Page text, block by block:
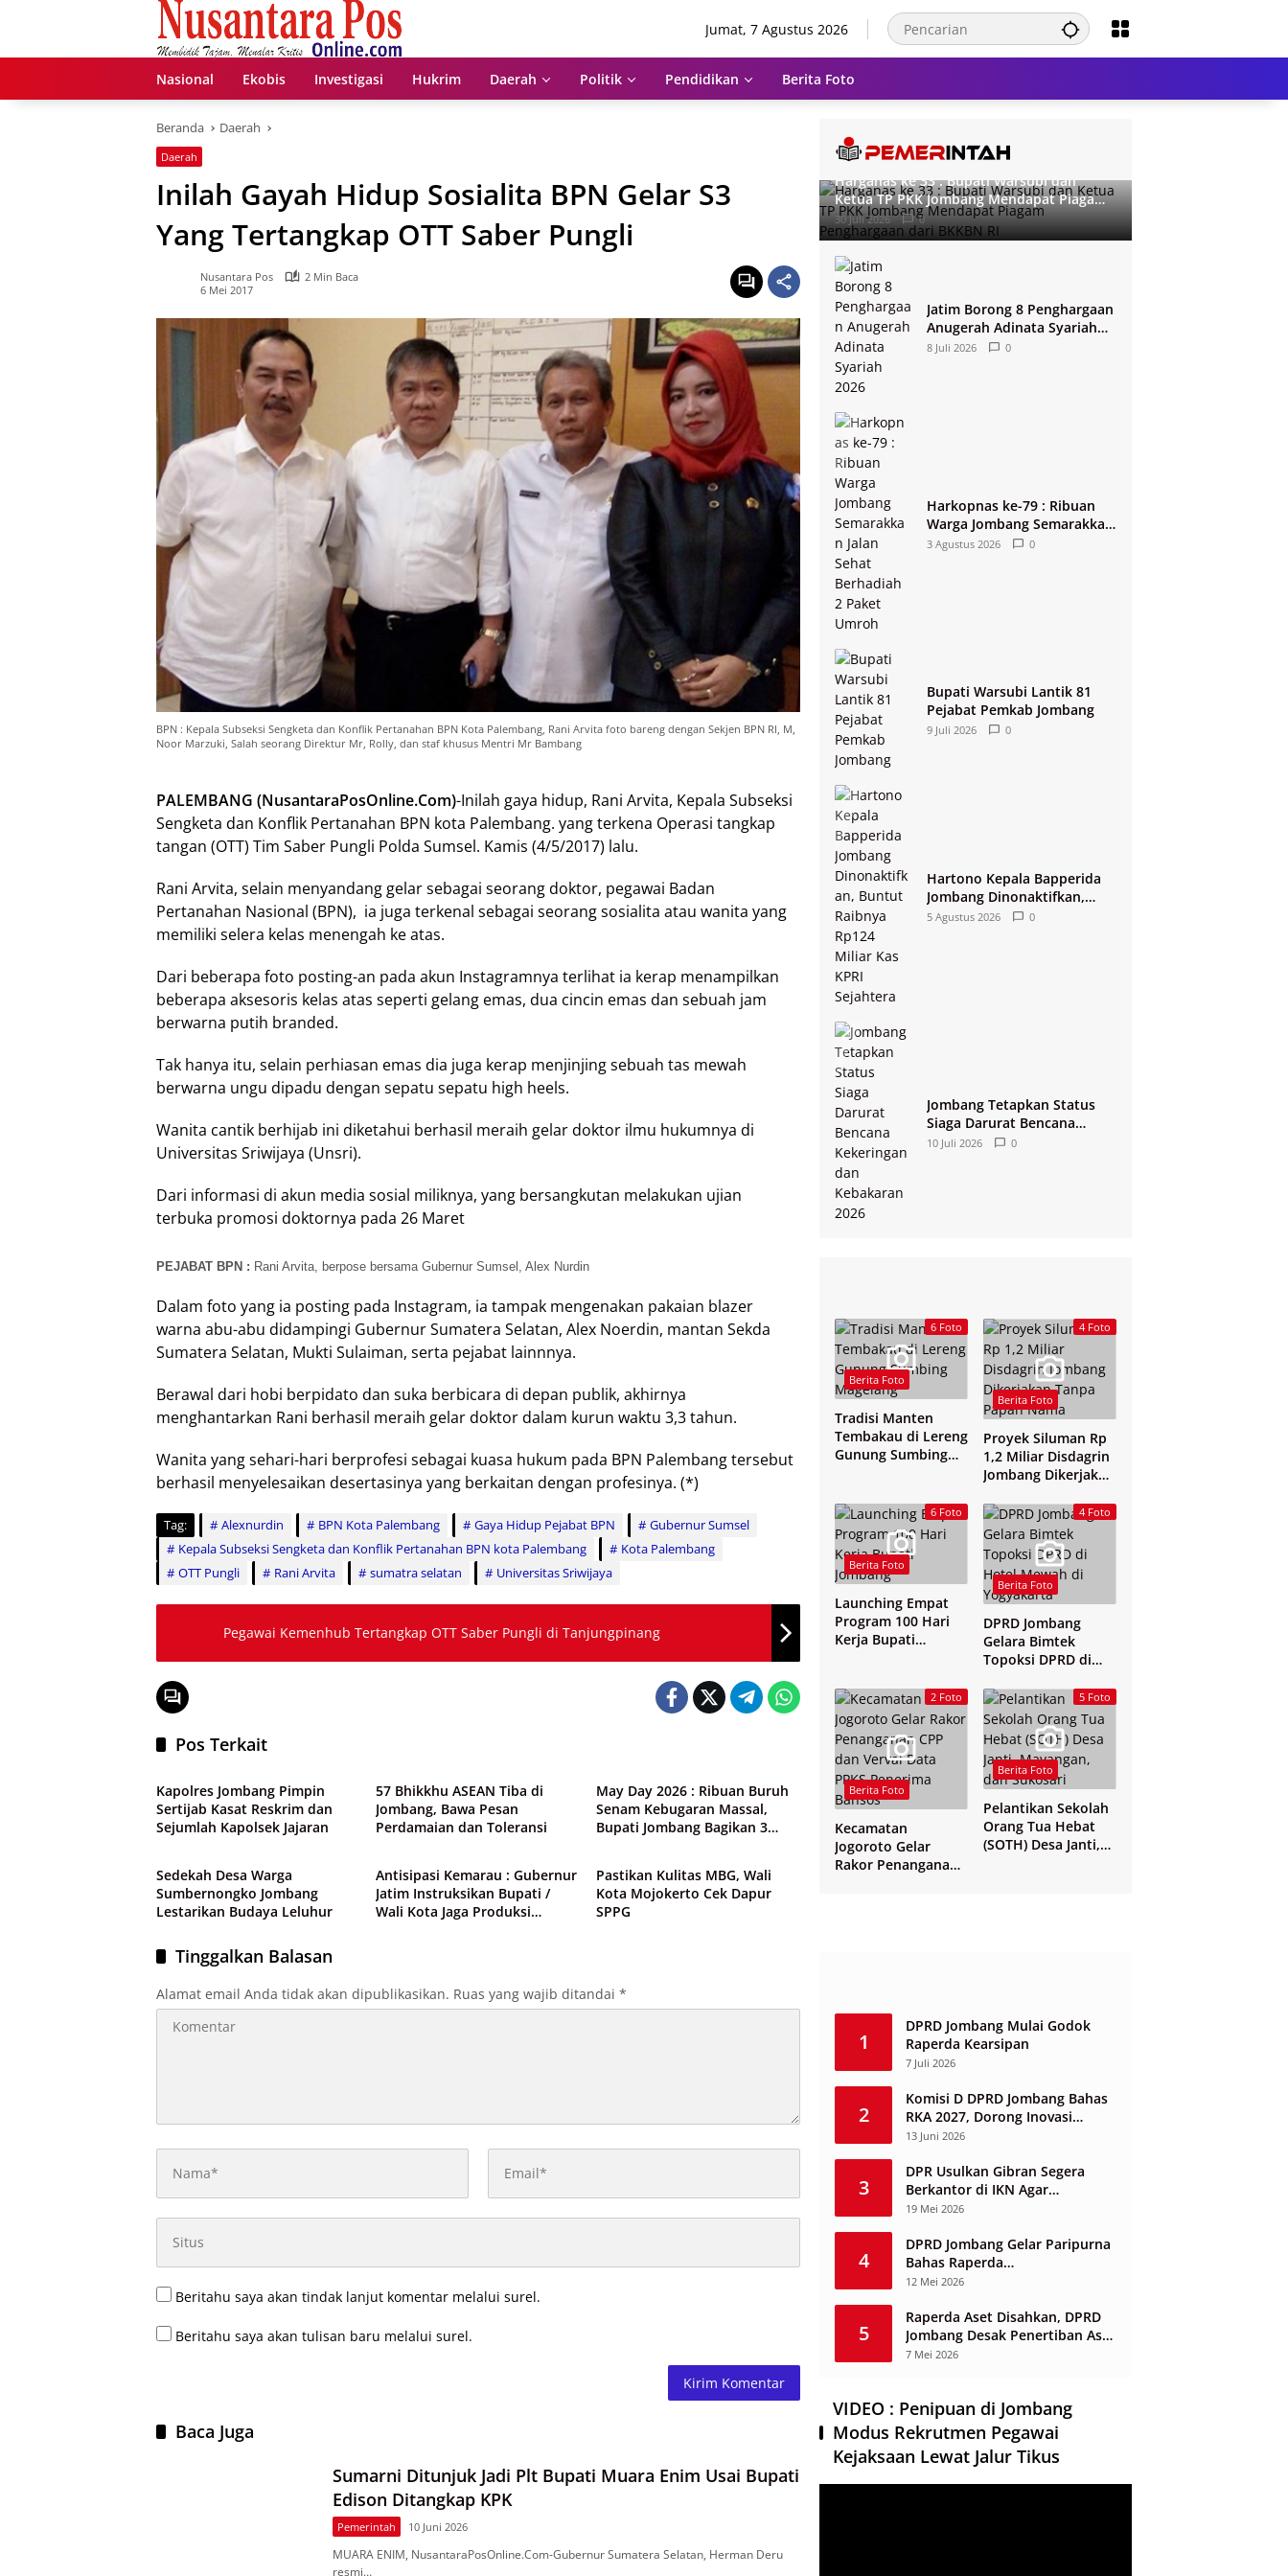
Jumat, 7 Agustus 2026
Nasional Ekobis Investigasi Hukrim Daerah Politik Pendidikan Berita Foto
Beranda Daerah
Daerah
Inilah Gayah Hidup Sosialita BPN Gelar S3
Yang Tertangkap OTT Saber Pungli
Nusantara Pos
2 Min Baca
6 Mei 2017
BPN : Kepala Subseksi Sengketa dan Konflik Pertanahan BPN Kota Palembang, Rani Arvita foto bareng dengan Sekjen BPN RI, M,
Noor Marzuki, Salah seorang Direktur Mr, Rolly, dan staf khusus Mentri Mr Bambang
PALEMBANG (NusantaraPosOnline.Com)-Inilah gaya hidup, Rani Arvita, Kepala Subseksi
Sengketa dan Konflik Pertanahan BPN kota Palembang. yang terkena Operasi tangkap
tangan (OTT) Tim Saber Pungli Polda Sumsel. Kamis (4/5/2017) lalu.
Rani Arvita, selain menyandang gelar sebagai seorang doktor, pegawai Badan
Pertanahan Nasional (BPN), ia juga terkenal sebagai seorang sosialita atau wanita yang
memiliki selera kelas menengah ke atas.
Dari beberapa foto posting-an ‎pada akun Instagramnya terlihat ia kerap menampilkan
beberapa aksesoris kelas atas seperti gelang emas, dua cincin emas dan sebuah jam
berwarna putih branded.
Tak hanya itu, selain perhiasan emas dia juga kerap menjinjing sebuah tas mewah
‎berwarna ungu dipadu dengan sepatu sepatu high heels.
Wanita cantik berhijab ini diketahui berhasil meraih gelar doktor ilmu hukumnya di
Universitas Sriwijaya (Unsri).
Dari informasi di akun media sosial miliknya, yang bersangkutan melakukan ujian
terbuka promosi doktornya pada 26 Maret
PEJABAT BPN : Rani Arvita, berpose bersama Gubernur Sumsel, Alex Nurdin
Dalam foto yang ia posting pada Instagram, ia tampak mengenakan pakaian blazer
warna abu-abu didampingi Gubernur Sumatera Selatan, Alex Noerdin, mantan Sekda
Sumatera Selatan, Mukti Sulaiman, serta pejabat lainnnya.
Berawal dari hobi berpidato dan suka berbicara di depan publik, akhirnya
menghantarkan Rani berhasil meraih gelar doktor dalam kurun waktu 3,3 tahun.
Wanita yang sehari-hari berprofesi sebagai kuasa hukum pada BPN Palembang tersebut
berhasil menyelesaikan desertasinya yang berkaitan dengan profesinya. (*)
Tag: Alexnurdin BPN Kota Palembang Gaya Hidup Pejabat BPN
Gubernur Sumsel
Kepala Subseksi Sengketa dan Konflik Pertanahan BPN kota Palembang
Kota Palembang
OTT Pungli
Rani Arvita sumatra selatan Universitas Sriwijaya
Pegawai Kemenhub Tertangkap OTT Saber Pungli di Tanjungpinang
Pos Terkait
Daerah
Kapolres Jombang Pimpin
Sertijab Kasat Reskrim dan
Sejumlah Kapolsek Jajaran
57 Bhikkhu ASEAN Tiba di
Jombang, Bawa Pesan
Perdamaian dan Toleransi
May Day 2026 : Ribuan Buruh
Senam Kebugaran Massal,
Bupati Jombang Bagikan 3
Daerah
Sedekah Desa Warga
Sumbernongko Jombang
Lestarikan Budaya Leluhur
Daerah
Antisipasi Kemarau : Gubernur
Jatim Instruksikan Bupati /
Wali Kota Jaga Produksi
Daerah
Pastikan Kulitas MBG, Wali
Kota Mojokerto Cek Dapur
SPPG
Tinggalkan Balasan
Alamat email Anda tidak akan dipublikasikan. Ruas yang wajib ditandai *
Beritahu saya akan tindak lanjut komentar melalui surel.
Beritahu saya akan tulisan baru melalui surel.
Baca Juga
Sumarni Ditunjuk Jadi Plt Bupati Muara Enim Usai Bupati
Edison Ditangkap KPK
Pemerintah 10 Juni 2026
MUARA ENIM, NusantaraPosOnline.Com-Gubernur Sumatera Selatan, Herman Deru
resmi…
Harganas ke 33 : Bupati Warsubi dan
Ketua TP PKK Jombang Mendapat Piagam
Penghargaan dari BKKBN RI
30 Juli 2026 0
Jatim Borong 8 Penghargaan
Anugerah Adinata Syariah
2026
8 Juli 2026 0
Harkopnas ke-79 : Ribuan
Warga Jombang Semarakkan
Jalan Sehat Berhadiah 2
3 Agustus 2026 0
Bupati Warsubi Lantik 81
Pejabat Pemkab Jombang
9 Juli 2026 0
Hartono Kepala Bapperida
Jombang Dinonaktifkan,
Buntut Raibnya Rp124 Miliar
5 Agustus 2026 0
Jombang Tetapkan Status
Siaga Darurat Bencana
Kekeringan dan Kebakaran
10 Juli 2026 0
6 Foto
Berita Foto
Tradisi Manten
Tembakau di Lereng
Gunung Sumbing
4 Foto
Berita Foto
Proyek Siluman Rp
1,2 Miliar Disdagrin
Jombang Dikerjakan
6 Foto
Berita Foto
Launching Empat
Program 100 Hari
Kerja Bupati
4 Foto
Berita Foto
DPRD Jombang
Gelara Bimtek
Topoksi DPRD di
Yogyakarta
2 Foto
Berita Foto
Kecamatan
Jogoroto Gelar
Rakor Penanganan
5 Foto
Berita Foto
Pelantikan Sekolah
Orang Tua Hebat
(SOTH) Desa Janti,
1
DPRD Jombang Mulai Godok
Raperda Kearsipan
7 Juli 2026
2
Komisi D DPRD Jombang Bahas
RKA 2027, Dorong Inovasi
Layanan Ketenagakerjaan
13 Juni 2026
3
DPR Usulkan Gibran Segera
Berkantor di IKN Agar
Infrastruktur Tak Mangkrak dan
19 Mei 2026
4
DPRD Jombang Gelar Paripurna
Bahas Raperda
Penyelenggaraan Jasa
12 Mei 2026
5
Raperda Aset Disahkan, DPRD
Jombang Desak Penertiban Aset
Dikuasai Pihak Ketiga
7 Mei 2026
VIDEO : Penipuan di Jombang
Modus Rekrutmen Pegawai
Kejaksaan Lewat Jalur Tikus